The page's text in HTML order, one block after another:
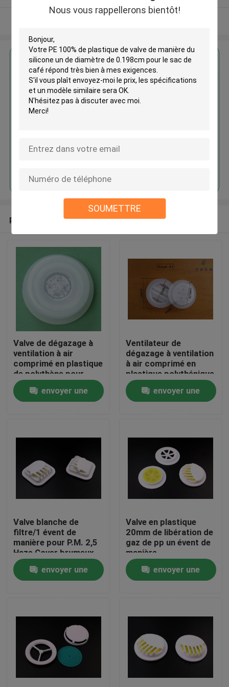
Nous vous rappellerons bientôt!
SOUMETTRE
À la maison
À propos de nous
Visite de l'usine
Contrôle de la qualité
Demandez un devis
Chapeaux en plastique de bec
PE 100% de plastique de valve
de manière du silicone un de
produits recommandés
Valve de dégazage à
ventilation à air
comprimé en plastique
de polythène pour
emballer des grains de
café avec filtre
envoyer une
Ventilateur de
dégazage à ventilation
à air comprimé en
plastique polythénique
pour emballer les
grains de café
envoyer une
Valve blanche de
filtre/1 évent de
manière pour P.M. 2,5
Haze Cover brumeux
protégeant du vent
envoyer une
Valve en plastique
20mm de libération de
gaz de pp un évent de
manière
envoyer une